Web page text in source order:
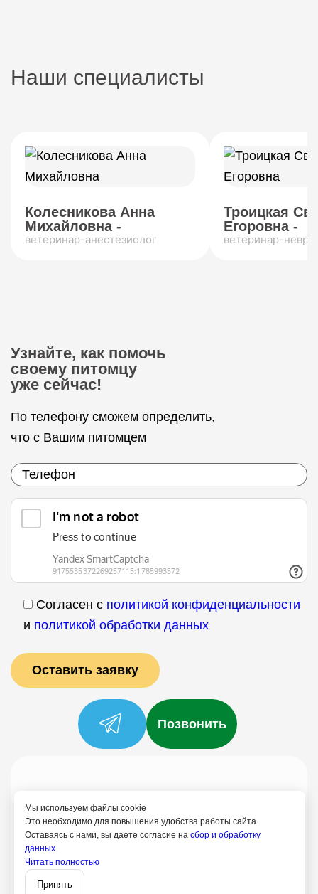
Наши специалисты
Колесникова Анна
Михайловна -
ветеринар-анестезиолог
Троицкая
Егоровна -
ветеринар-
Узнайте, как помочь
своему питомцу
уже сейчас!
По телефону сможем определить,
что с Вашим питомцем
Согласен с политикой конфиденциальности
и политикой обработки данных
Мы используем файлы cookie
Это необходимо для повышения удобства работы сайта.
Оставаясь с нами, вы даете согласие на сбор и обработку
данных.
Читать полностью
Принять
Позвонить
Политика конфиденциальности
Согласие на обработку
8 (499) 113-80-28
Апрелевка